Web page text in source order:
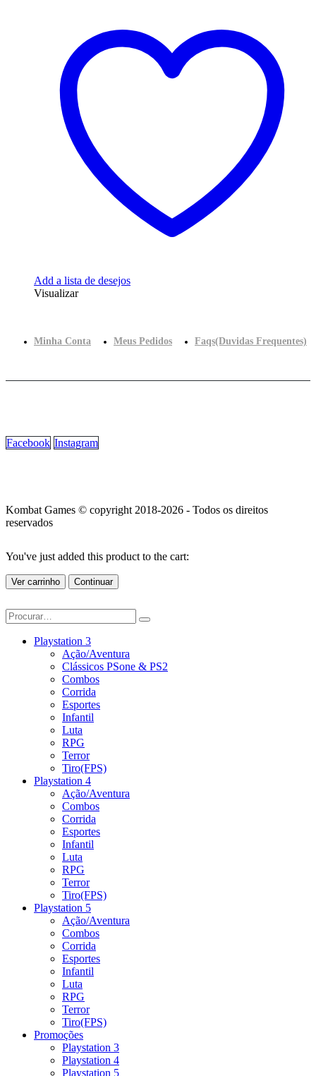
Add a lista de desejos
Visualizar
Minha Conta Meus Pedidos Faqs(Duvidas Frequentes)
Facebook Instagram
Kombat Games © copyright 2018-2026 - Todos os direitos
reservados
You've just added this product to the cart:
Ver carrinho Continuar
Playstation 3
Ação/Aventura
Clássicos PSone & PS2
Combos
Corrida
Esportes
Infantil
Luta
RPG
Terror
Tiro(FPS)
Playstation 4
Ação/Aventura
Combos
Corrida
Esportes
Infantil
Luta
RPG
Terror
Tiro(FPS)
Playstation 5
Ação/Aventura
Combos
Corrida
Esportes
Infantil
Luta
RPG
Terror
Tiro(FPS)
Promoções
Playstation 3
Playstation 4
Playstation 5